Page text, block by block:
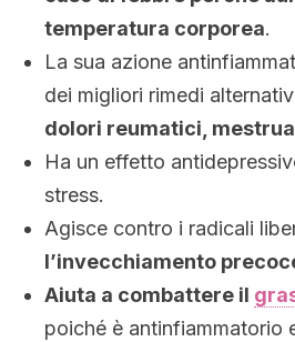
temperatura corporea.
La sua azione
dei migliori rimedi
dolori reumatici,
Ha un effetto
stress.
Agisce contro i radicali
l’invecchiamento
Aiuta a combattere il
poiché è antinfiammatorio